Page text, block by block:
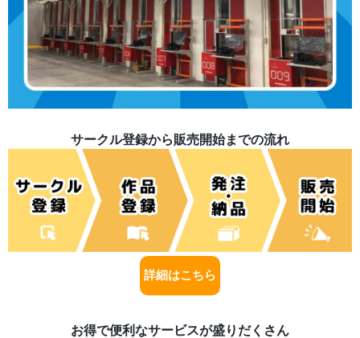
サークル登録から販売開始までの流れ
詳細はこちら
お得で便利なサービスが盛りだくさん